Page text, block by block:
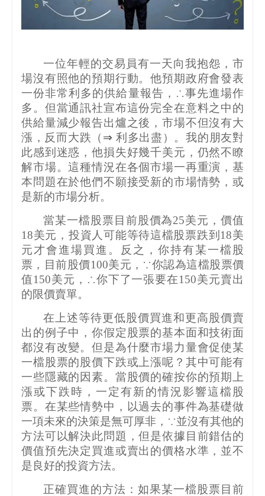
一位年輕的交易員有一天向我抱怨，市
場沒有照他的預期行動。他預期政府會發表
一份非常利多的供給量報告，∴事先進場作
多。但當通訊社宣布這份完全在意料之中的
供給量減少報告出爐之後，市場不但沒有大
漲，反而大跌（ ⇒ 利多出盡）。我的朋友對
此感到迷惑，他損失好幾千美元，仍然不瞭
解市場。這種情況在各個市場一再重演，基
本問題在於他們不願接受新的市場情勢，或
是新的市場分析。
當某一檔股票目前股價為25美元，價值
18美元，投資人可能等待這檔股票跌到 18美
元才會進場買進。反之，你持有某一檔股
票，目前股價100美元，∵你認為這檔股票價
值150美元，∴你下了一張要在150美元賣出
的限價賣單。
在上述等待更低股價買進和更高股價賣
出的例子中，你假定股票的基本面和技術面
都沒有改變。但是為什麼市場力量會促使某
一檔股票的股價下跌或上漲呢？其中可能有
一些隱藏的因素。當股價的確按你的預期上
漲或下跌時，一定有新的情況影響這檔股
票。在某些情勢中，以過去的事件為基礎做
一項未來的決策是無可厚非，∵並沒有其他的
方法可以解決此問題，但是依據目前錯估的
價值預先決定買進或賣出的價格水準，並不
是良好的投資方法。
正確買進的方法：如果某一檔股票目前